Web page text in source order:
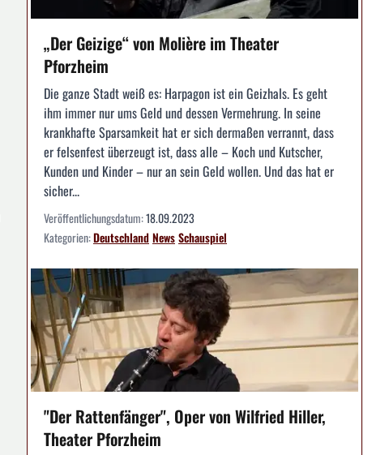
„Der Geizige“ von Molière im Theater
Pforzheim
Die ganze Stadt weiß es: Harpagon ist ein Geizhals. Es geht
ihm immer nur ums Geld und dessen Vermehrung. In seine
krankhafte Sparsamkeit hat er sich dermaßen verrannt, dass
er felsenfest überzeugt ist, dass alle – Koch und Kutscher,
Kunden und Kinder – nur an sein Geld wollen. Und das hat er
sicher...
Veröffentlichungsdatum:18.09.2023
Kategorien:DeutschlandNewsSchauspiel
"Der Rattenfänger", Oper von Wilfried Hiller,
Theater Pforzheim